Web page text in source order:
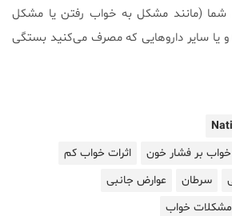
(مانند مشکل به خواب رفتن یا مشکل
یا سایر داروهایی که مصرف می‌کنید بستگی
خواب بر فشار خون
اثرات خواب کم
سرطان
عوارض جانبی
مشکلات خواب